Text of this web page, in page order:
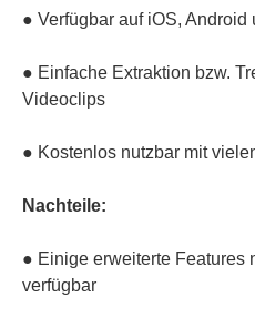
● Verfügbar auf iOS, Android
● Einfache Extraktion bzw.
Videoclips
● Kostenlos nutzbar mit
Nachteile:
● Einige erweiterte Features
verfügbar